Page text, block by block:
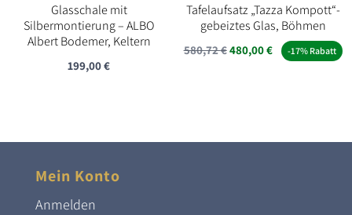
Glasschale mit
Silbermontierung – ALBO
Albert Bodemer, Keltern
199,00€
Tafelaufsatz „Tazza Kompott“-
gebeiztes Glas, Böhmen
580,72€Ursprünglicher
480,00€Aktueller
-17% Rabatt
Mein Konto
Anmelden